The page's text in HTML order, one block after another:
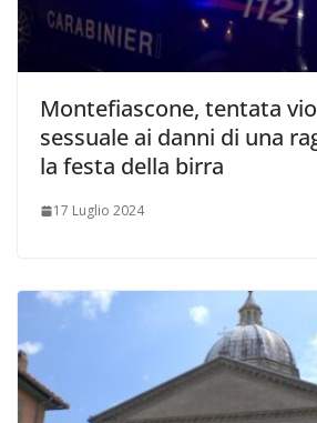
Montefiascone, tentata
sessuale ai danni di una
la festa della birra
17 Luglio 2024